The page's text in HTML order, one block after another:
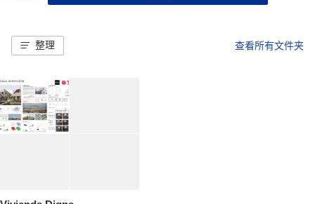
整理 查看所有文件夹